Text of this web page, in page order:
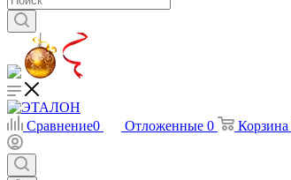
Сравнение0 Отложенные 0 Корзина